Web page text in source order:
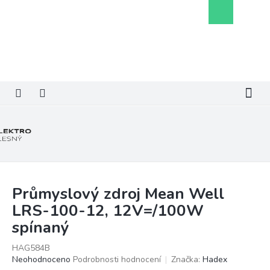
košík
Průmyslový zdroj Mean Well
LRS-100-12, 12V=/100W
spínaný
HAG584B
Průměrné
Neohodnoceno Podrobnosti hodnocení Značka: Hadex